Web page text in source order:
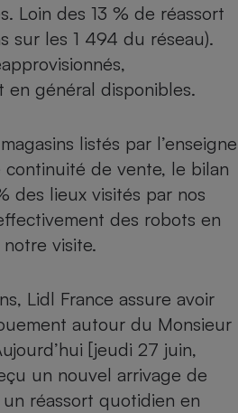
Loin des 13 % de réassort
sur les 1 494 du réseau).
en général disponibles.
listés par l’enseigne
continuité de vente, le bilan
des lieux visités par nos
des robots en
visite.
Lidl France assure avoir
autour du Monsieur
[jeudi 27 juin,
un nouvel arrivage de
réassort quotidien en